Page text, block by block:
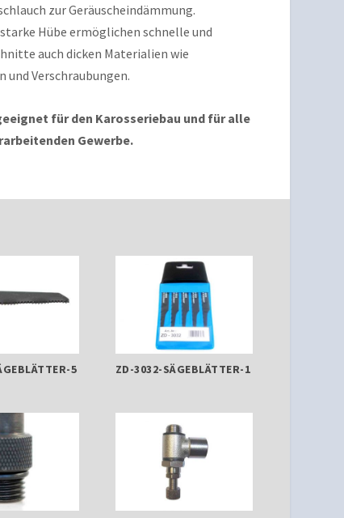
zur Geräuscheindämmung.
Hübe ermöglichen schnelle und
auch dicken Materialien wie
und Verschraubungen.
für den Karosseriebau und für alle
Gewerbe.
5 ZD-3032-SÄGEBLÄTTER-1